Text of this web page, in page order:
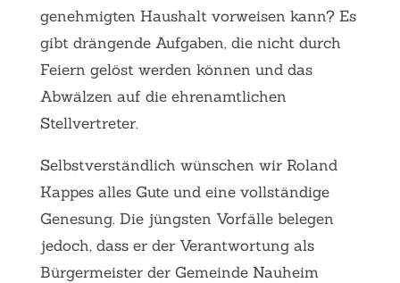
genehmigten Haushalt vorweisen kann? Es
gibt drängende Aufgaben, die nicht durch
Feiern gelöst werden können und das
Abwälzen auf die ehrenamtlichen
Stellvertreter.
Selbstverständlich wünschen wir Roland
Kappes alles Gute und eine vollständige
Genesung. Die jüngsten Vorfälle belegen
jedoch, dass er der Verantwortung als
Bürgermeister der Gemeinde Nauheim